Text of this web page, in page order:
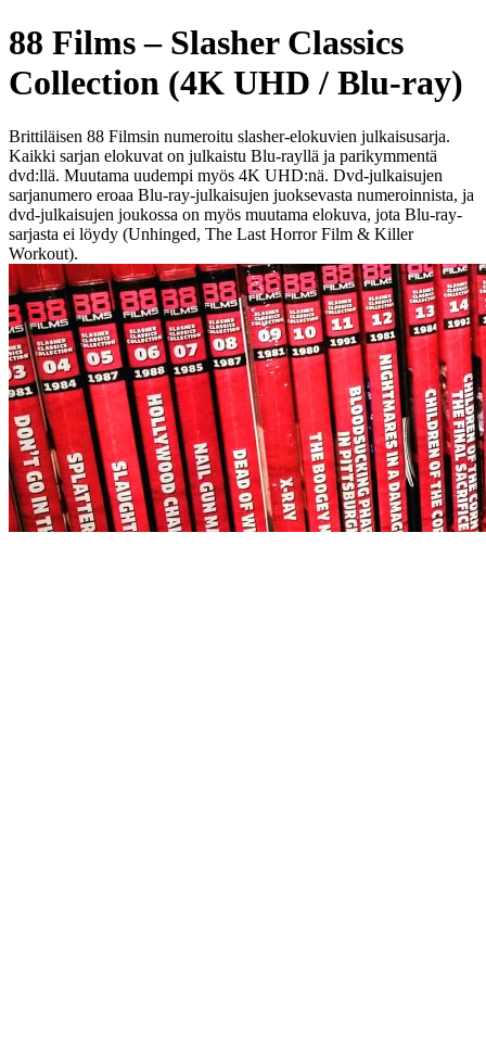
88 Films – Slasher Classics
Collection (4K UHD / Blu-ray)
Brittiläisen 88 Filmsin numeroitu slasher-elokuvien julkaisusarja.
Kaikki sarjan elokuvat on julkaistu Blu-rayllä ja parikymmentä
dvd:llä. Muutama uudempi myös 4K UHD:nä. Dvd-julkaisujen
sarjanumero eroaa Blu-ray-julkaisujen juoksevasta numeroinnista, ja
dvd-julkaisujen joukossa on myös muutama elokuva, jota Blu-ray-
sarjasta ei löydy (Unhinged, The Last Horror Film & Killer
Workout).